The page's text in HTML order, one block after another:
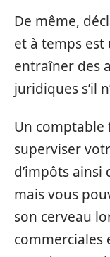
De même,
et à temps
entraîner des
juridiques s’il
Un
superviser
d’impôts
mais vous
son cerveau
commerciales